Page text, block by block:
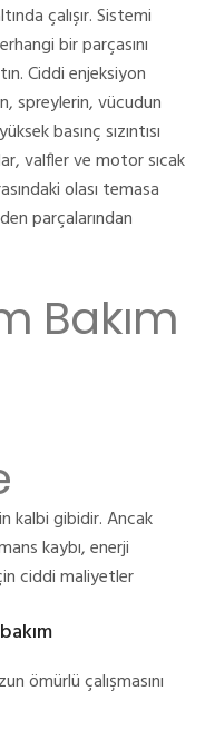
çalışır. Sistemi
bir parçasını
Ciddi enjeksiyon
spreylerin, vücudun
basınç sızıntısı
valfler ve motor sıcak
olası temasa
parçalarından
Bakım
kalbi gibidir. Ancak
kaybı, enerji
ciddi maliyetler
ömürlü çalışmasını